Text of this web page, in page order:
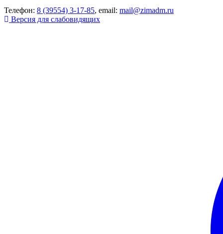
Телефон: 8 (39554) 3-17-85, email: mail@zimadm.ru
Версия для слабовидящих